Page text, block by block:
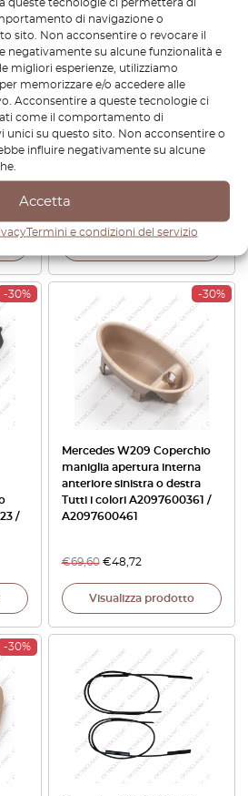
queste tecnologie ci permetterà di
di navigazione o
sito. Non acconsentire o revocare il
negativamente su alcune funzionalità e
migliori esperienze, utilizziamo
memorizzare e/o accedere alle
Acconsentire a queste tecnologie ci
come il comportamento di
unici su questo sito. Non acconsentire o
influire negativamente su alcune
Accetta
Termini e condizioni del servizio
Mercedes CLK W209
Pannello cambio automatico
€
-30%
/
-30%
Mercedes W209 Coperchio
maniglia apertura interna
anteriore sinistra o destra
Tutti i colori A2097600361 /
A2097600461
€69,60 €48,72
Visualizza prodotto
-30%